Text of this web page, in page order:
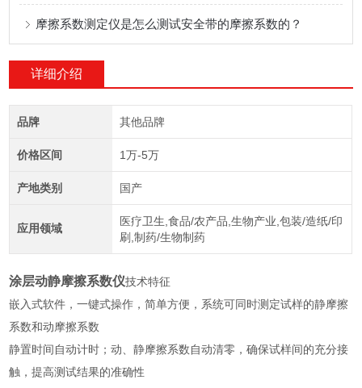
摩擦系数测定仪是怎么测试安全带的摩擦系数的？
详细介绍
品牌 其他品牌
价格区间 1万-5万
产地类别 国产
应用领域
医疗卫生,食品/农产品,生物产业,包装/造纸/印
刷,制药/生物制药
涂层动静摩擦系数仪技术特征
嵌入式软件，一键式操作，简单方便，系统可同时测定试样的静摩擦
系数和动摩擦系数
静置时间自动计时；动、静摩擦系数自动清零，确保试样间的充分接
触，提高测试结果的准确性